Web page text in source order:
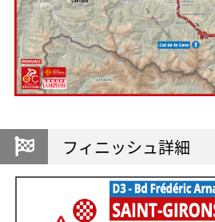
フィニッシュ詳細